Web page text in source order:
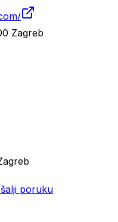
Zagreb
poruku